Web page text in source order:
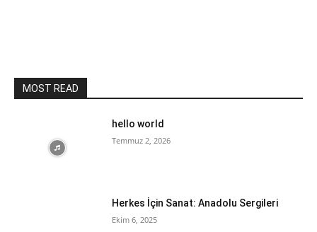
MOST READ
hello world
Temmuz 2, 2026
Herkes İçin Sanat: Anadolu Sergileri
Ekim 6, 2025